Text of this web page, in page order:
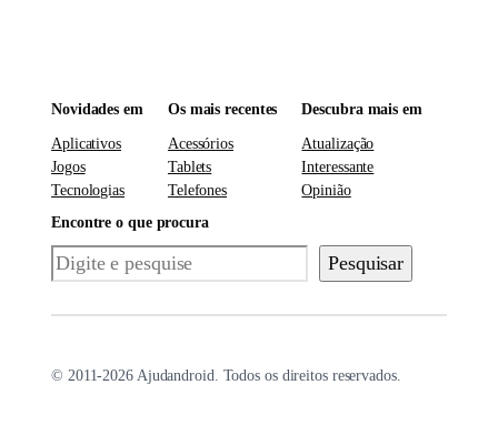
Novidades em
Aplicativos
Jogos
Tecnologias
Os mais recentes
Acessórios
Tablets
Telefones
Descubra mais em
Atualização
Interessante
Opinião
Encontre o que procura
Pesquisar Pesquisar
© 2011-2026 Ajudandroid. Todos os direitos reservados.